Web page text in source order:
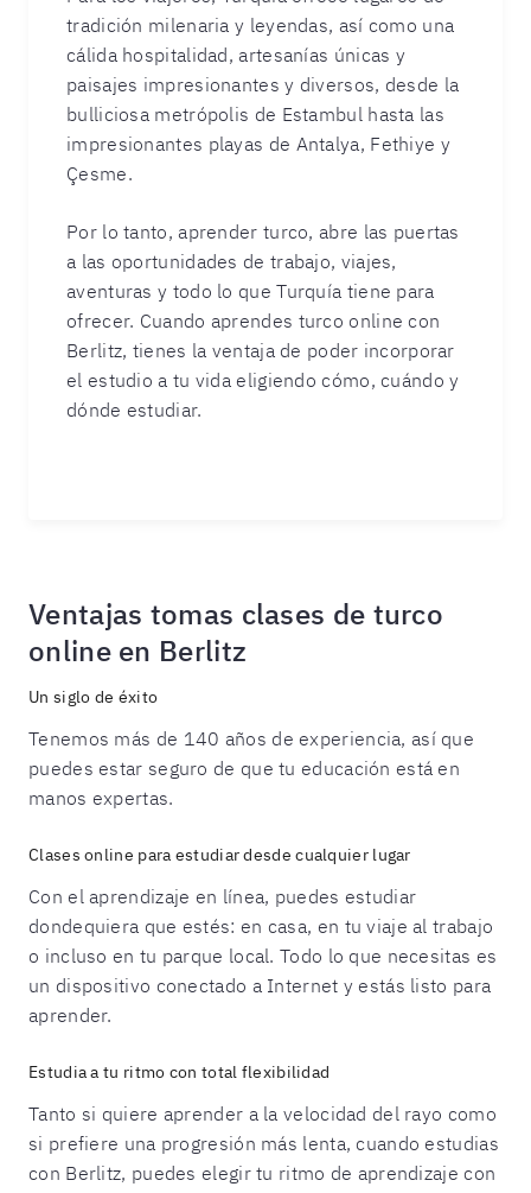
tradición milenaria y leyendas, así como una
cálida hospitalidad, artesanías únicas y
paisajes impresionantes y diversos, desde la
bulliciosa metrópolis de Estambul hasta las
impresionantes playas de Antalya, Fethiye y
Çesme.
Por lo tanto, aprender turco, abre las puertas
a las oportunidades de trabajo, viajes,
aventuras y todo lo que Turquía tiene para
ofrecer. Cuando aprendes turco online con
Berlitz, tienes la ventaja de poder incorporar
el estudio a tu vida eligiendo cómo, cuándo y
dónde estudiar.
Ventajas tomas clases de turco
online en Berlitz
Un siglo de éxito
Tenemos más de 140 años de experiencia, así que
puedes estar seguro de que tu educación está en
manos expertas.
Clases online para estudiar desde cualquier lugar
Con el aprendizaje en línea, puedes estudiar
dondequiera que estés: en casa, en tu viaje al trabajo
o incluso en tu parque local. Todo lo que necesitas es
un dispositivo conectado a Internet y estás listo para
aprender.
Estudia a tu ritmo con total flexibilidad
Tanto si quiere aprender a la velocidad del rayo como
si prefiere una progresión más lenta, cuando estudias
con Berlitz, puedes elegir tu ritmo de aprendizaje con